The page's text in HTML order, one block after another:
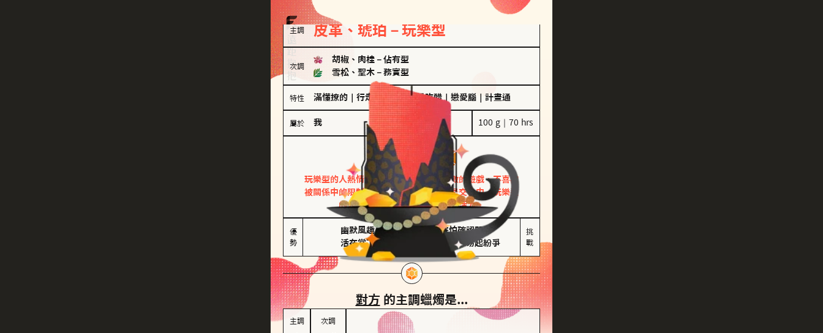
主調 皮革、琥珀－玩樂型
次調
胡椒、肉桂 － 佔有型
雪松、聖木 － 務實型
特性 滿懂撩的 行走的發電機 ｜ 愛吃醋｜ 戀愛腦 計畫通
屬於 我 100 g｜70 hrs
玩樂型
皮革、琥珀
玩樂型的人熱情洋溢，視戀愛為一場刺激的遊戲，不喜歡
被關係中的限制綑綁。無論是約會中還是交往中，玩樂型
的人總能帶來樂趣，讓關係充滿活力。
優
勢
幽默風趣
活在當下
害怕確認關係
桃花較多易起紛爭
挑
戰
對方 的主調蠟燭是...
主調 次調